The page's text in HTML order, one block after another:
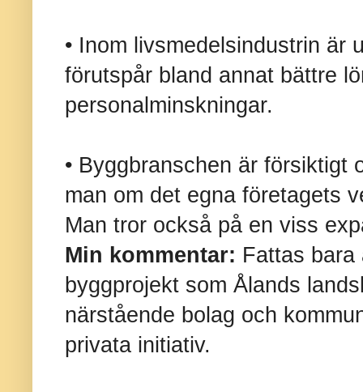
• Inom livsmedelsindustrin är
förutspår bland annat bättre
personalminskningar.
• Byggbranschen är försiktigt
man om det egna företagets
Man tror också på en viss
Min kommentar: Fattas bara
byggprojekt som Ålands
närstående bolag och
privata initiativ.